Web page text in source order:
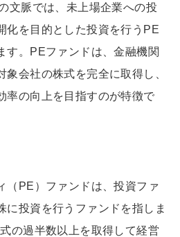
文脈では、未上場企業への投
化を目的とした投資を行うPE
す。PEファンドは、金融機関
会社の株式を完全に取得し、
率の向上を目指すのが特徴で
（PE）ファンドは、投資ファ
に投資を行うファンドを指しま
の過半数以上を取得して経営